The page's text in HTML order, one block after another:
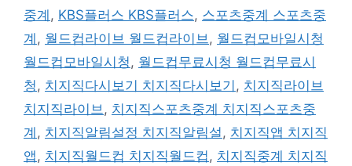
중계 , KBS플러스 KBS플러스, 스포츠중계 스포츠중
계 , 월드컵라이브 월드컵라이브, 월드컵모바일시청
월드컵모바일시청, 월드컵무료시청 월드컵무료시
청, 치지직다시보기 치지직다시보기 , 치지직라이브
치지직라이브, 치지직스포츠중계 치지직스포츠중
계 , 치지직알림설정 치지직알림설 , 치지직앱 치지직
앱, 치지직월드컵 치지직월드컵, 치지직중계 치지직